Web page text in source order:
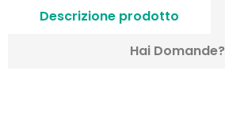
Descrizione prodotto
Hai Domande?